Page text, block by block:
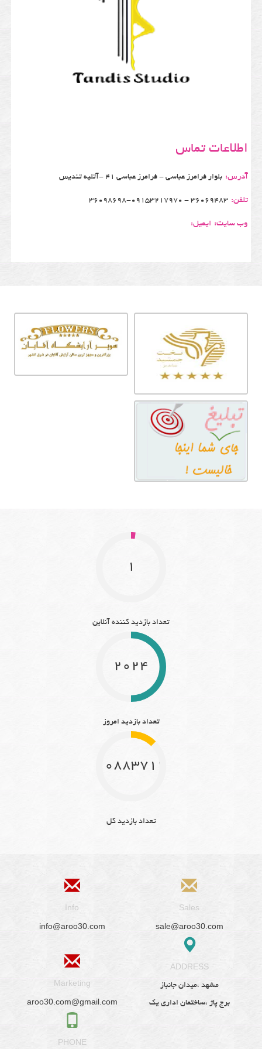
اطلاعات تماس
آدرس: بلوار فرامرز عباسی - فرامرز عباسی 41 -آتلیه تندیس
تلفن: 36069483 - 36098698-09153217970
وب سایت: ایمیل:
1
تعداد بازدید کننده آنلاین
2024
تعداد بازدید امروز
10883712
تعداد بازدید کل
Info
info@aroo30.com
Sales
sale@aroo30.com
Marketing
aroo30.com@gmail.com
ADDRESS
مشهد ،میدان جانباز
برج پاژ ،ساختمان اداری یک
PHONE